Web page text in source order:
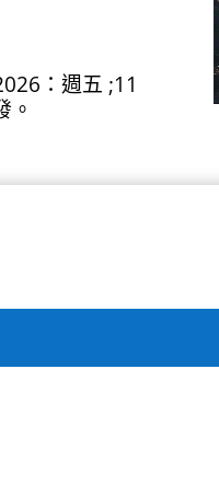
：週五 ;11
。